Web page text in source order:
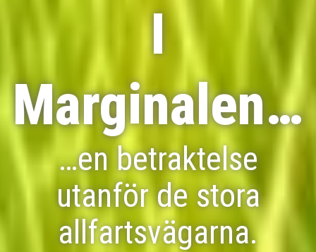
I
Marginalen…
…en betraktelse
utanför de stora
allfartsvägarna.